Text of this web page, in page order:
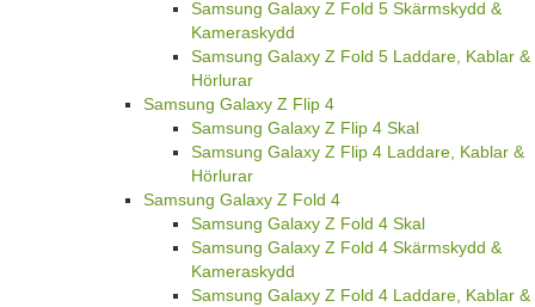
Samsung Galaxy Z Fold 5 Skärmskydd &
Kameraskydd
Samsung Galaxy Z Fold 5 Laddare, Kablar &
Hörlurar
Samsung Galaxy Z Flip 4
Samsung Galaxy Z Flip 4 Skal
Samsung Galaxy Z Flip 4 Laddare, Kablar &
Hörlurar
Samsung Galaxy Z Fold 4
Samsung Galaxy Z Fold 4 Skal
Samsung Galaxy Z Fold 4 Skärmskydd &
Kameraskydd
Samsung Galaxy Z Fold 4 Laddare, Kablar &